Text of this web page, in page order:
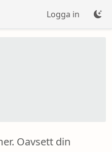
Logga in
Oavsett din